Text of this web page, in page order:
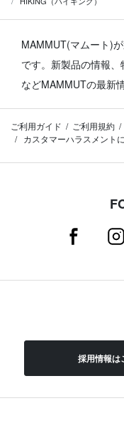
MAMMUT(マムート)
です。 新製品の情報
などMAMMUTの最新
ご利用ガイド ご利用規約
カスタマーハラスメント
採用情報は